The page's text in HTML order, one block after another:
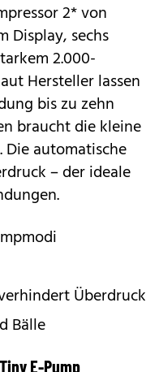
2*von
Display, sechs
2.000-
Hersteller lassen
bis zu zehn
braucht die kleine
automatische
– der ideale
Überdruck
Bälle
E-Pump